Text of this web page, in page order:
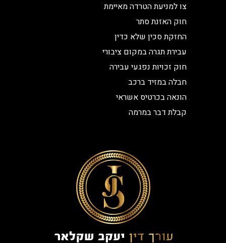
צו למניעת הטרדה מאיימת
חוק האזנת סתר
החזקת סכין שלא כדין
עבירת תגרה במקום ציבורי
חוק זכויות נפגעי עבירה
חבלה במזיד ברכב
הונאה בכרטיס אשראי
קבלת דבר במרמה